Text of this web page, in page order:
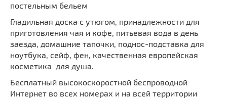
постельным бельем
Гладильная доска с утюгом, принадлежности для
приготовления чая и кофе, питьевая вода в день
заезда, домашние тапочки, поднос-подставка для
ноутбука, сейф, фен, качественная европейская
косметика для душа.
Бесплатный высокоскоростной беспроводной
Интернет во всех номерах и на всей территории